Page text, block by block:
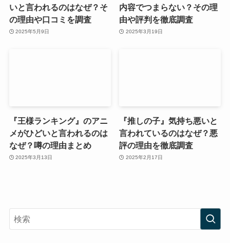
いと言われるのはなぜ？そ
の理由や口コミを調査
2025年5月9日
内容でつまらない？その理
由や評判を徹底調査
2025年3月19日
『王様ランキング』のアニ
メがひどいと言われるのは
なぜ？噂の理由まとめ
2025年3月13日
『推しの子』気持ち悪いと
言われているのはなぜ？悪
評の理由を徹底調査
2025年2月17日